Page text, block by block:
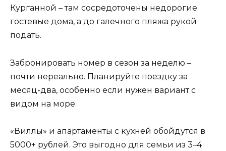
Курганной – там сосредоточены недорогие
гостевые дома, а до галечного пляжа рукой
подать.
Забронировать номер в сезон за неделю –
почти нереально. Планируйте поездку за
месяц-два, особенно если нужен вариант с
видом на море.
«Виллы» и апартаменты с кухней обойдутся в
5000+ рублей. Это выгодно для семьи из 3–4